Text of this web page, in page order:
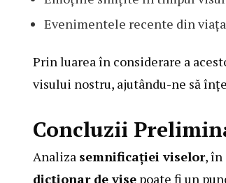
Evenimentele recente din
Prin luarea în considerare a
visului nostru, ajutându-ne să
Concluzii
Analiza semnificației viselor, în
dictionar de vise poate fi un